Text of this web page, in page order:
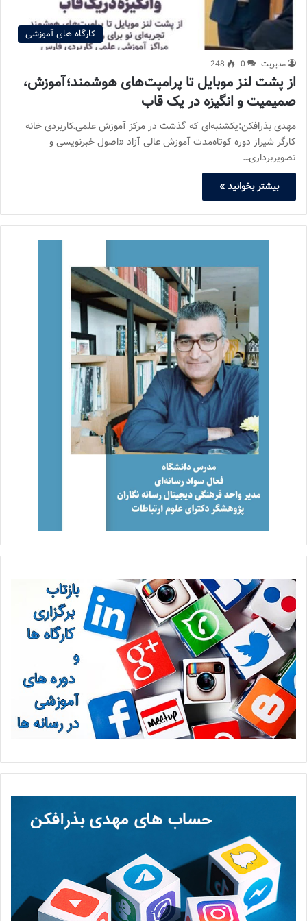
کارگاه های آموزشی
مدیریت 0
248
از پشت لنز موبایل تا پرامپت‌های هوشمند؛آموزش،
صمیمیت و انگیزه در یک قاب
مهدی بذرافکن:یکشنبه‌ای که گذشت در مرکز آموزش علمی‌ـ‌کاربردی خانه
کارگر شیراز دوره کوتاه‌مدت آموزش عالی آزاد «اصول خبرنویسی و
تصویربرداری…
بیشتر بخوانید »